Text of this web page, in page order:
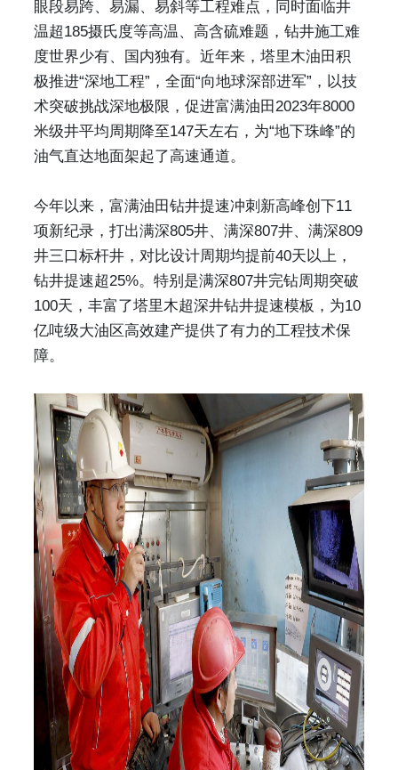
眼段易跨、易漏、易斜等工程难点，同时面临井
温超185摄氏度等高温、高含硫难题，钻井施工难
度世界少有、国内独有。近年来，塔里木油田积
极推进“深地工程”，全面“向地球深部进军”，以技
术突破挑战深地极限，促进富满油田2023年8000
米级井平均周期降至147天左右，为“地下珠峰”的
油气直达地面架起了高速通道。
今年以来，富满油田钻井提速冲刺新高峰创下11
项新纪录，打出满深805井、满深807井、满深809
井三口标杆井，对比设计周期均提前40天以上，
钻井提速超25%。特别是满深807井完钻周期突破
100天，丰富了塔里木超深井钻井提速模板，为10
亿吨级大油区高效建产提供了有力的工程技术保
障。